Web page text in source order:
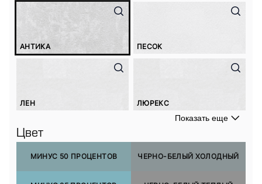
АНТИКА ПЕСОК
ЛЕН ЛЮРЕКС
Показать еще
Цвет
МИНУС 50 ПРОЦЕНТОВ ЧЕРНО-БЕЛЫЙ ХОЛОДНЫЙ